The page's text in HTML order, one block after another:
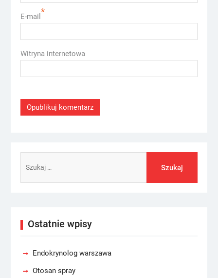
E-mail *
Witryna internetowa
Ostatnie wpisy
Endokrynolog warszawa
Otosan spray